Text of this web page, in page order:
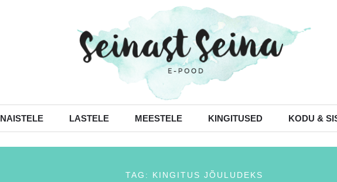
NAISTELE LASTELE MEESTELE KINGITUSED KODU &
TAG: KINGITUS JÕULUDEKS